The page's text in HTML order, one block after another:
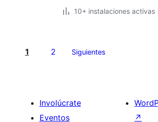
10+ instalaciones activas
1 2 Siguientes
Involúcrate
Eventos
↗